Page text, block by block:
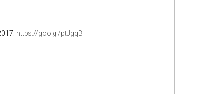
https://goo.gl/ptJgqB